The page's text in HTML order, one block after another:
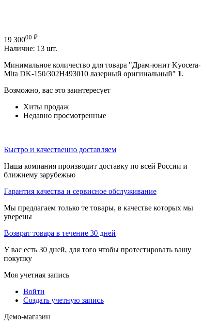
19 30000 ₽
Наличие: 13 шт.
Минимальное количество для товара "Драм-юнит Kyocera-
Mita DK-150/302H493010 лазерный оригинальный" 1.
Возможно, вас это заинтересует
Хиты продаж
Недавно просмотренные
Быстро и качественно доставляем
Наша компания производит доставку по всей России и
ближнему зарубежью
Гарантия качества и сервисное обслуживание
Мы предлагаем только те товары, в качестве которых мы
уверены
Возврат товара в течение 30 дней
У вас есть 30 дней, для того чтобы протестировать вашу
покупку
Моя учетная запись
Войти
Создать учетную запись
Демо-магазин